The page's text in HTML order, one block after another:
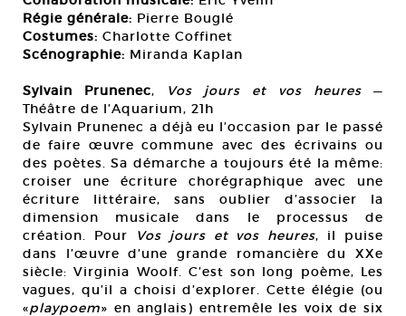
Régie générale: Pierre Bouglé
Costumes: Charlotte Coffinet
Scénographie: Miranda Kaplan
Sylvain Prunenec, Vos jours et vos heures —
Théâtre de l’Aquarium, 21h
Sylvain Prunenec a déjà eu l’occasion par le passé
de faire œuvre commune avec des écrivains ou
des poètes. Sa démarche a toujours été la même:
croiser une écriture chorégraphique avec une
écriture littéraire, sans oublier d’associer la
dimension musicale dans le processus de
création. Pour
Vos jours et vos heures, il puise
dans l’œuvre d’une grande romancière du XXe
siècle: Virginia Woolf. C’est son long poème, Les
vagues, qu’il a choisi d’explorer. Cette élégie (ou
«playpoem» en anglais) entremêle les voix de six